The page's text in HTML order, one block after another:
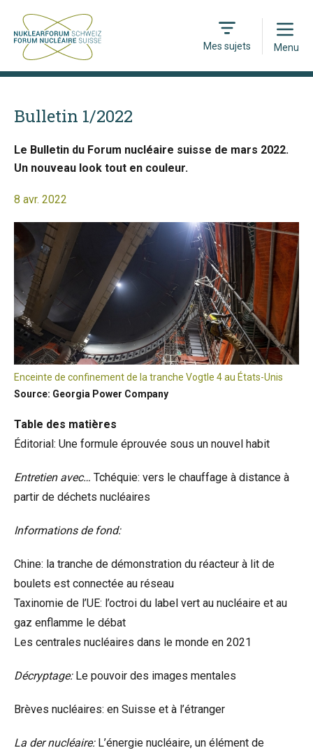
Mes sujets
Open
Menu
Bulletin 1/2022
Le Bulletin du Forum nucléaire suisse de mars 2022.
Un nouveau look tout en couleur.
8 avr. 2022
Enceinte de confinement de la tranche Vogtle 4 au États-Unis
Source: Georgia Power Company
Table des matières
Éditorial: Une formule éprouvée sous un nouvel habit
Entretien avec… Tchéquie: vers le chauffage à distance à
partir de déchets nucléaires
Informations de fond:
Chine: la tranche de démonstration du réacteur à lit de
boulets est connectée au réseau
Taxinomie de l’UE: l’octroi du label vert au nucléaire et au
gaz enflamme le débat
Les centrales nucléaires dans le monde en 2021
Décryptage: Le pouvoir des images mentales
Brèves nucléaires: en Suisse et à l’étranger
La der nucléaire:L’énergie nucléaire, un élément de